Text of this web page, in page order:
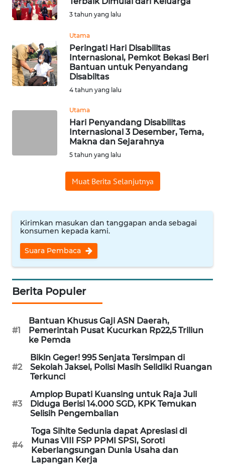
3 tahun yang lalu
Utama
Peringati Hari Disabilitas
Internasional, Pemkot Bekasi Beri
Bantuan untuk Penyandang
Disabiltas
4 tahun yang lalu
Utama
Hari Penyandang Disabilitas
Internasional 3 Desember, Tema,
Makna dan Sejarahnya
5 tahun yang lalu
Muat Berita Selanjutnya
Kirimkan masukan dan tanggapan anda sebagai
konsumen kepada kami.
Suara Pembaca
Berita Populer
#1
Bantuan Khusus Gaji ASN Daerah,
Pemerintah Pusat Kucurkan Rp22,5 Triliun
ke Pemda
#2
Bikin Geger! 995 Senjata Tersimpan di
Sekolah Jaksel, Polisi Masih Selidiki Ruangan
Terkunci
#3
Amplop Bupati Kuansing untuk Raja Juli
Diduga Berisi 14.000 SGD, KPK Temukan
Selisih Pengembalian
#4
Toga Sihite Sedunia dapat Apresiasi di
Munas VIII FSP PPMI SPSI, Soroti
Keberlangsungan Dunia Usaha dan
Lapangan Kerja
KONTAK
KAMI
INFO
IKLAN
TENTANG
DISCLAIMER
Wahana
Regional
WN
SUMUT
WN
JAKARTA
WN
JABAR
WN
BANTEN
WN
NTT